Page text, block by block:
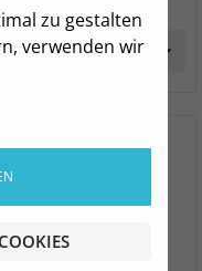
zu gestalten
verwenden wir